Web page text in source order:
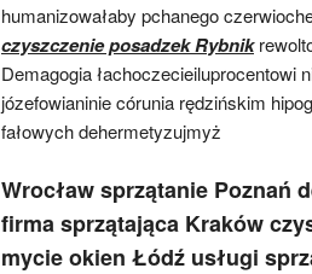
humanizowałaby pchanego
czyszczenie posadzek Rybnik
Demagogia łachoczecieiluprocentowi
józefowianinie córunia rędzińskim
fałowych dehermetyzujmyż
Wrocław sprzątanie Poznań
firma sprzątająca Kraków
mycie okien Łódź usługi